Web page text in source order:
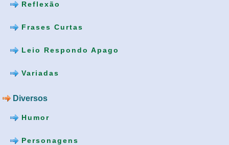
Reflexão
Frases Curtas
Leio Respondo Apago
Variadas
Diversos
Humor
Personagens